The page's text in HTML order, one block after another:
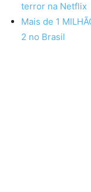
terror na Netflix
Mais de 1
2 no Brasil